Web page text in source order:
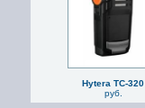
Hytera TC-320
руб.